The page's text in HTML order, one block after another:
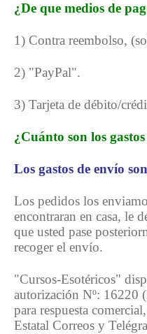
¿De que medios de
1) Contra reembolso,
2) "PayPal".
3) Tarjeta de débito/
¿Cuánto son los
Los gastos de envío
Los pedidos los
encontraran en casa, le
que usted pase
recoger el envío.
"Cursos-Esotéricos"
autorización Nº: 16220
para respuesta
Estatal Correos y